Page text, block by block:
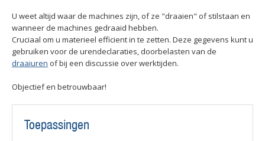
U weet altijd waar de machines zijn, of ze "draaien" of stilstaan en
wanneer de machines gedraaid hebben.
Cruciaal om u materieel efficient in te zetten. Deze gegevens kunt u
gebruiken voor de urendeclaraties, doorbelasten van de
draaiuren of bij een discussie over werktijden.
Objectief en betrouwbaar!
Toepassingen